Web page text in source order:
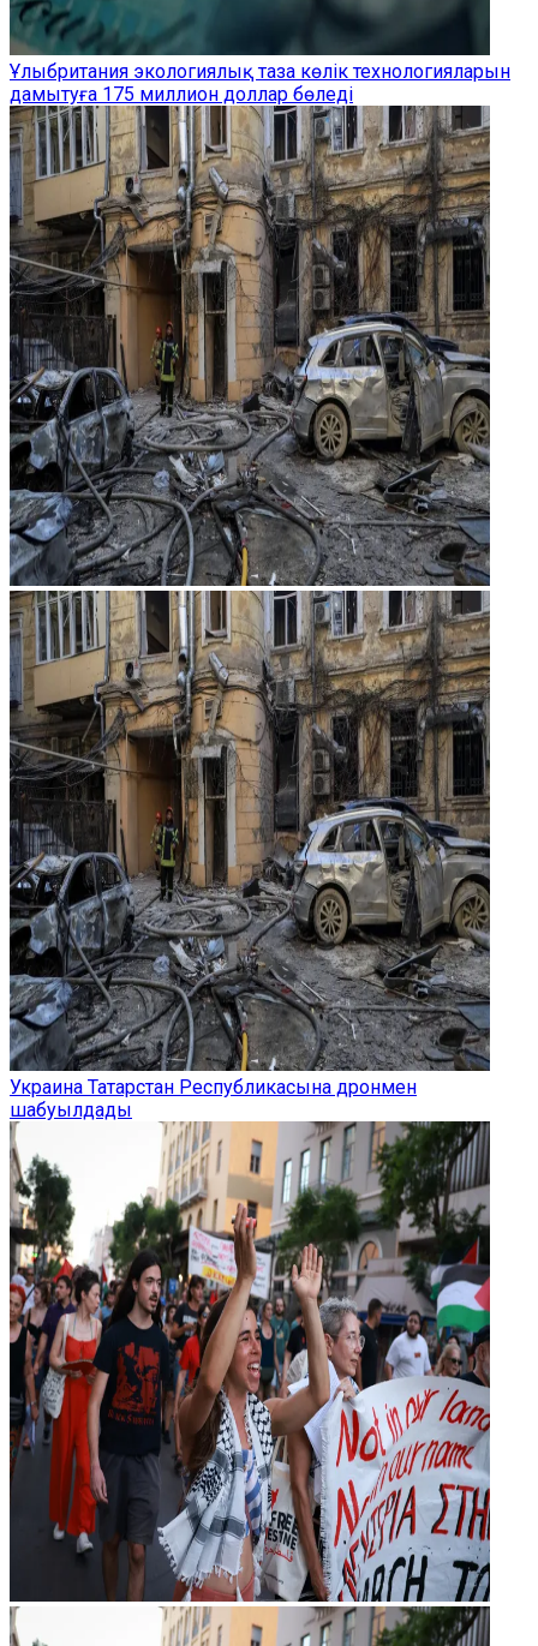
Ұлыбритания экологиялық таза көлік технологияларын
дамытуға 175 миллион доллар бөледі
Украина Татарстан Республикасына дронмен
шабуылдады